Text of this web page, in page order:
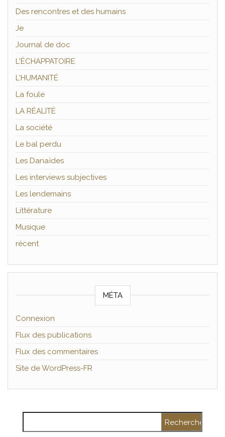
Des rencontres et des humains
Je
Journal de doc
L'ÉCHAPPATOIRE
L'HUMANITÉ
La foule
LA RÉALITÉ
La société
Le bal perdu
Les Danaïdes
Les interviews subjectives
Les lendemains
Littérature
Musique
récent
MÉTA
Connexion
Flux des publications
Flux des commentaires
Site de WordPress-FR